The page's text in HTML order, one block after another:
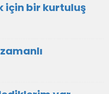
için bir kurtuluş